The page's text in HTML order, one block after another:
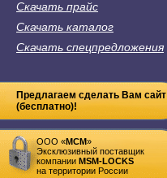
Скачать прайс
Скачать каталог
Скачать спецпредложения
Предлагаем сделать Вам сайт
(бесплатно)!
ООО «MСM»
Эксклюзивный поставщик
компании MSM-LOCKS
на территории России